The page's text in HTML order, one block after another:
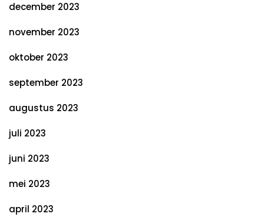
december 2023
november 2023
oktober 2023
september 2023
augustus 2023
juli 2023
juni 2023
mei 2023
april 2023